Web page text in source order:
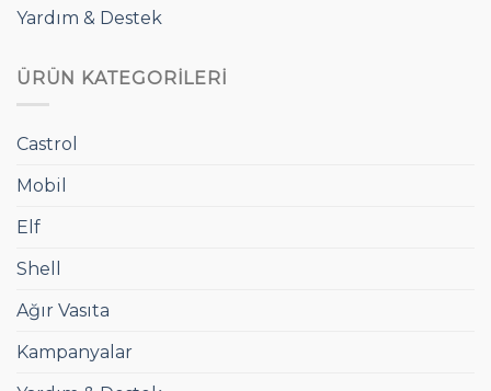
Yardım & Destek
ÜRÜN KATEGORILERI
Castrol
Mobil
Elf
Shell
Ağır Vasıta
Kampanyalar